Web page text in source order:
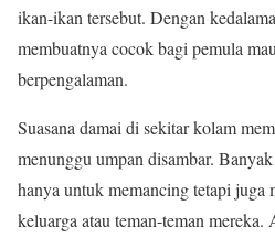
ikan-ikan tersebut. Dengan
membuatnya cocok bagi pemula
berpengalaman.
Suasana damai di sekitar kolam
menunggu umpan disambar.
hanya untuk memancing tetapi juga
keluarga atau teman-teman